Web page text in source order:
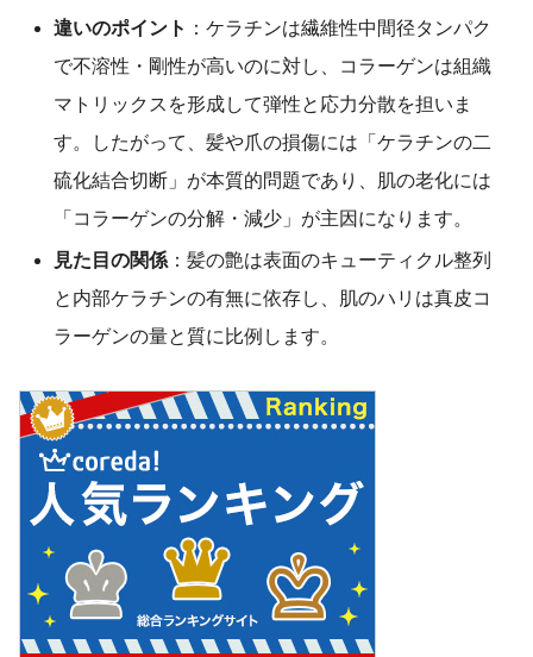
違いのポイント ：ケラチンは繊維性中間径タンパク
で不溶性・剛性が高いのに対し、コラーゲンは組織
マトリックスを形成して弾性と応力分散を担いま
す。したがって、髪や爪の損傷には「ケラチンの二
硫化結合切断」が本質的問題であり、肌の老化には
「コラーゲンの分解・減少」が主因になります。
見た目の関係 ：髪の艶は表面のキューティクル整列
と内部ケラチンの有無に依存し、肌のハリは真皮コ
ラーゲンの量と質に比例します。